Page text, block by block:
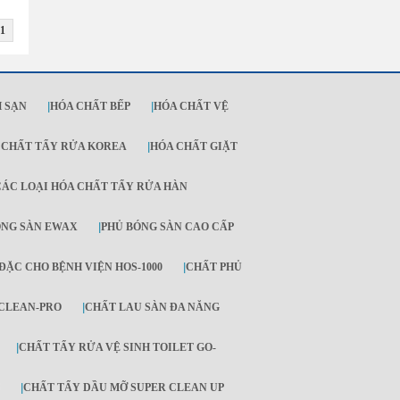
1
SẠN |HÓA CHẤT BẾP |HÓA CHẤT VỆ
TẨY RỬA KOREA |HÓA CHẤT GIẶT
LOẠI HÓA CHẤT TẨY RỬA HÀN
SÀN EWAX |PHỦ BÓNG SÀN CAO CẤP
CHO BỆNH VIỆN HOS-1000 |CHẤT PHỦ
PRO |CHẤT LAU SÀN ĐA NĂNG
|CHẤT TẨY RỬA VỆ SINH TOILET GO-
|CHẤT TẨY DẦU MỠ SUPER CLEAN UP